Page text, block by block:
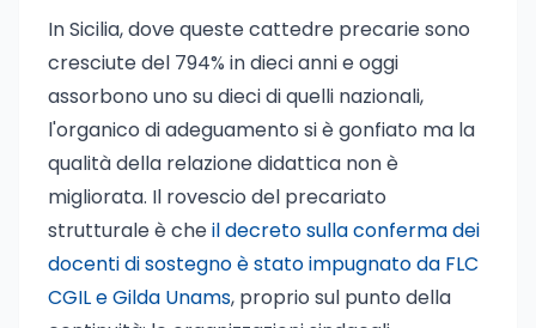
In Sicilia, dove queste cattedre precarie sono
cresciute del 794% in dieci anni e oggi
assorbono uno su dieci di quelli nazionali,
l'organico di adeguamento si è gonfiato ma la
qualità della relazione didattica non è
migliorata. Il rovescio del precariato
strutturale è cheil decreto sulla conferma dei
docenti di sostegno è stato impugnato da FLC
CGIL e Gilda Unams, proprio sul punto della